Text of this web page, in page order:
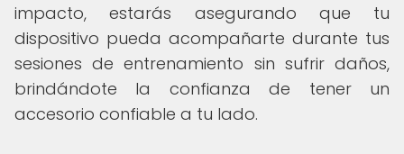
impacto, estarás asegurando que tu
dispositivo pueda acompañarte durante tus
sesiones de entrenamiento sin sufrir daños,
brindándote la confianza de tener un
accesorio confiable a tu lado.